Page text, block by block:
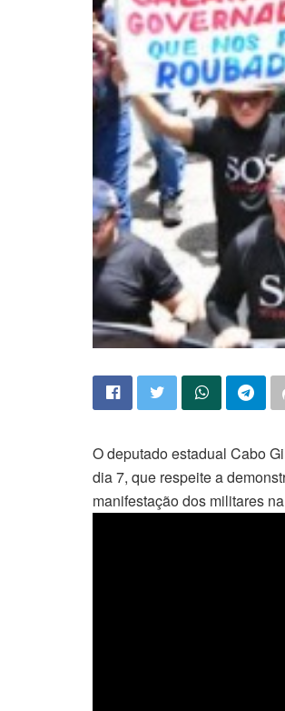
O deputado estadual Cabo
dia 7, que respeite a
manifestação dos militares